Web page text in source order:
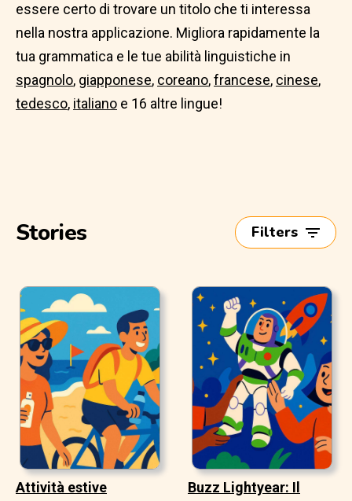
essere certo di trovare un titolo che ti interessa
nella nostra applicazione. Migliora rapidamente la
tua grammatica e le tue abilità linguistiche in
spagnolo, giapponese, coreano,francese, cinese,
tedesco, italiano e 16 altre lingue!
Stories Filters
Attività estive
Buzz Lightyear: Il